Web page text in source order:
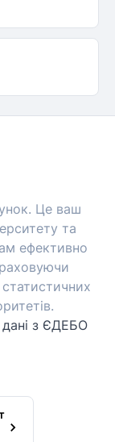
Це ваш
та
ефективно
дані з ЄДЕБО